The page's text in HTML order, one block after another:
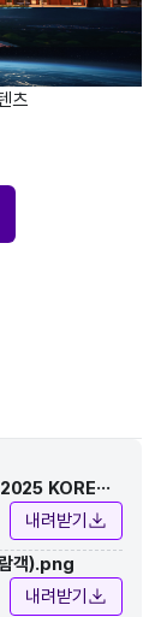
츠
2025 KOREA
내려받기
객).png
내려받기